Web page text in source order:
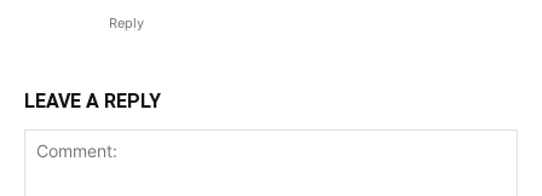
Reply
LEAVE A REPLY